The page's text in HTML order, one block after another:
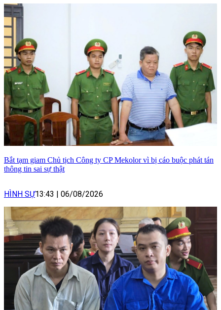
Bắt tạm giam Chủ tịch Công ty CP Mekolor vì bị cáo buộc phát tán
thông tin sai sự thật
HÌNH SỰ13:43 | 06/08/2026